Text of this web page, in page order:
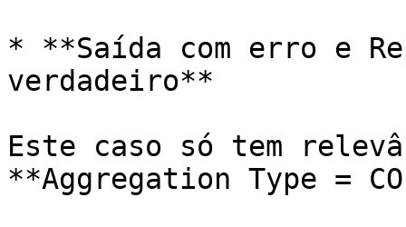
* **Saída com erro e
verdadeiro**
Este caso só tem
**Aggregation Type =